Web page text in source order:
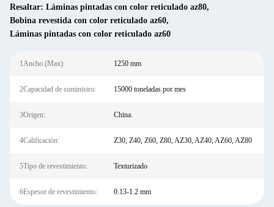
Resaltar: Láminas pintadas con color reticulado az80,
Bobina revestida con color reticulado az60,
Láminas pintadas con color reticulado az60
1Ancho (Max): 1250 mm
2Capacidad de suministro: 15000 toneladas por mes
3Origen: China.
4Calificación: Z30, Z40, Z60, Z80, AZ30, AZ40, AZ60, AZ80
5Tipo de revestimiento: Texturizado
6Espesor de revestimiento: 0.13-1.2 mm